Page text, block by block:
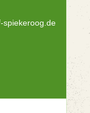
spiekeroog.de